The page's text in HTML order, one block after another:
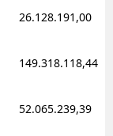
Eskişehir
Gümüşhane
26.128.191,00
149.318.118,44
52.065.239,39